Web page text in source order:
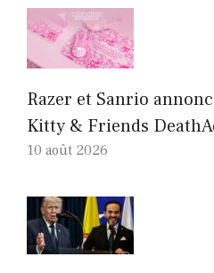
Razer et Sanrio
Kitty & Friends
10 août 2026